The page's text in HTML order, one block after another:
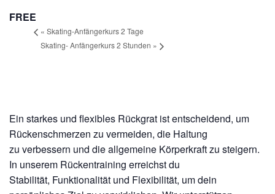
FREE
« Skating-Anfängerkurs 2 Tage
Skating- Anfängerkurs 2 Stunden »
Ein starkes und flexibles Rückgrat ist entscheidend, um
Rückenschmerzen zu vermeiden, die Haltung
zu verbessern und die allgemeine Körperkraft zu steigern.
In unserem Rückentraining erreichst du
Stabilität, Funktionalität und Flexibilität, um dein